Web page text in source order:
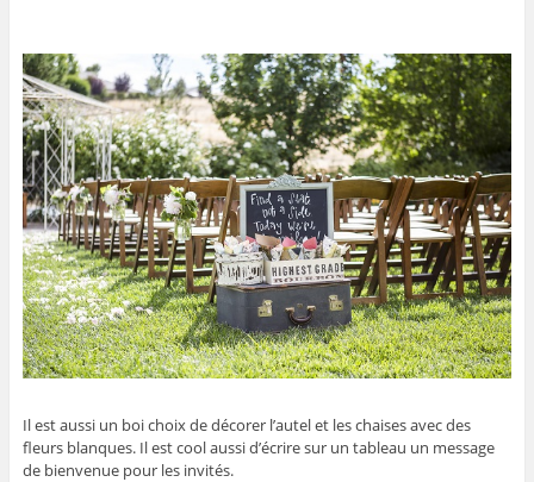
Il est aussi un boi choix de décorer l’autel et les chaises avec des
fleurs blanques. Il est cool aussi d’écrire sur un tableau un message
de bienvenue pour les invités.